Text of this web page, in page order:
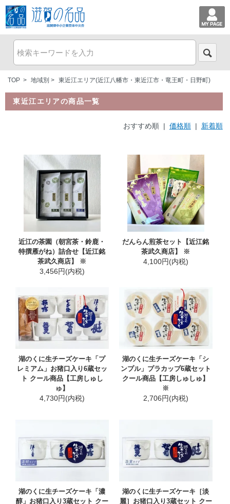
TOP > 地域別 > 東近江エリア(近江八幡市・東近江市・竜王町・日野町)
東近江エリアの商品一覧
おすすめ順 | 価格順| 新着順
近江の茶園（朝宮茶・鈴鹿・
特撰雁がね）詰合せ【近江銘
茶武久商店】 ※
3,456円(内税)
だんらん煎茶セット【近江銘
茶武久商店】 ※
4,100円(内税)
湖のくに生チーズケーキ「プ
レミアム」お猪口入り6蔵セッ
ト クール商品【工房しゅし
ゅ】
4,730円(内税)
湖のくに生チーズケーキ「シ
ンプル」プラカップ6蔵セット
クール商品【工房しゅしゅ】
※
2,706円(内税)
湖のくに生チーズケーキ「濃
醇」お猪口入り3蔵セット クー
湖のくに生チーズケーキ［淡
麗］お猪口入り3蔵セット クー